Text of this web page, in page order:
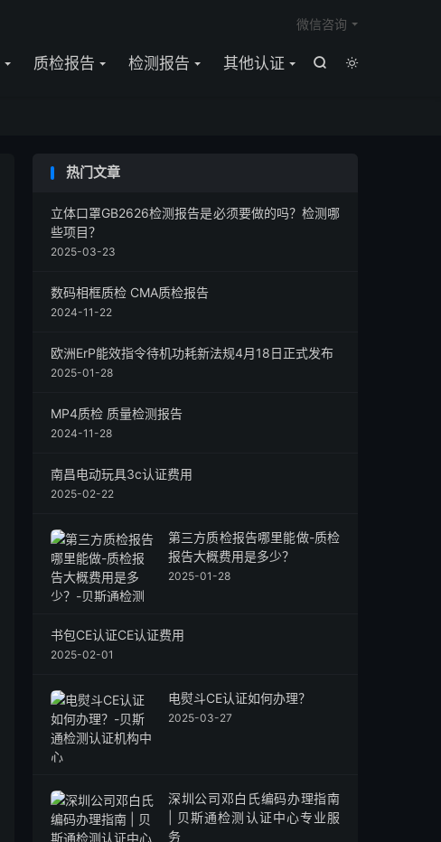


质检报告 检测报告 其他认证
微信咨询
热门文章
立体口罩GB2626检测报告是必须要做的吗？检测哪
些项目？
2025-03-23
数码相框质检 CMA质检报告
2024-11-22
欧洲ErP能效指令待机功耗新法规4月18日正式发布
2025-01-28
MP4质检 质量检测报告
2024-11-28
南昌电动玩具3c认证费用
2025-02-22
第三方质检报告哪里能做-质检
报告大概费用是多少？
2025-01-28
书包CE认证CE认证费用
2025-02-01
电熨斗CE认证如何办理？
2025-03-27
深圳公司邓白氏编码办理指南
| 贝斯通检测认证中心专业服
务